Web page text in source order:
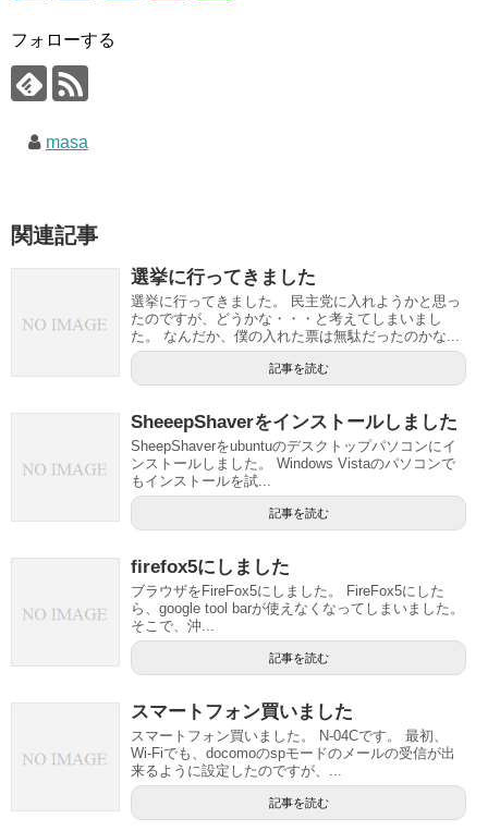
フォローする
masa
関連記事
選挙に行ってきました
選挙に行ってきました。 民主党に入れようかと思っ
たのですが、どうかな・・・と考えてしまいまし
た。 なんだか、僕の入れた票は無駄だったのかな...
記事を読む
SheeepShaverをインストールしました
SheepShaverをubuntuのデスクトップパソコンにイ
ンストールしました。 Windows Vistaのパソコンで
もインストールを試...
記事を読む
firefox5にしました
ブラウザをFireFox5にしました。 FireFox5にした
ら、google tool barが使えなくなってしまいました。
そこで、沖...
記事を読む
スマートフォン買いました
スマートフォン買いました。 N-04Cです。 最初、
Wi-Fiでも、docomoのspモードのメールの受信が出
来るように設定したのですが、...
記事を読む